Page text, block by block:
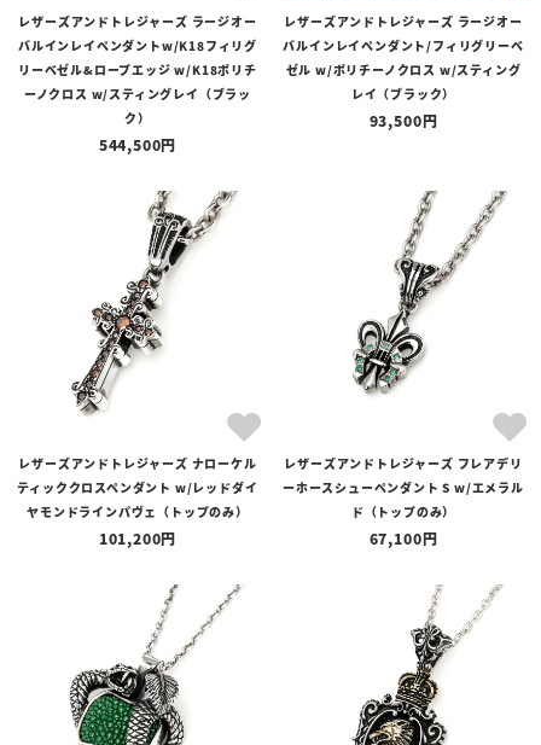
レザーズアンドトレジャーズ ラージオー
バルインレイペンダントw/K18フィリグ
リーベゼル&ロープエッジ w/K18ポリチ
ーノクロス w/スティングレイ（ブラッ
ク）
544,500
レザーズアンドトレジャーズ ラージオー
バルインレイペンダント/フィリグリーベ
ゼル w/ポリチーノクロス w/スティング
レイ（ブラック）
93,500
レザーズアンドトレジャーズ ナローケル
ティッククロスペンダント w/レッドダイ
ヤモンドラインパヴェ（トップのみ）
101,200
レザーズアンドトレジャーズ フレアデリ
ーホースシューペンダント S w/エメラル
ド（トップのみ）
67,100